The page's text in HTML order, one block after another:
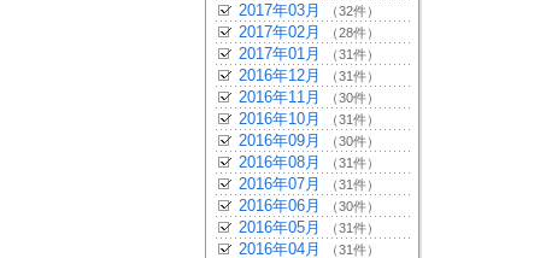
2017年03月 （32件）
2017年02月 （28件）
2017年01月 （31件）
2016年12月 （31件）
2016年11月 （30件）
2016年10月 （31件）
2016年09月 （30件）
2016年08月 （31件）
2016年07月 （31件）
2016年06月 （30件）
2016年05月 （31件）
2016年04月 （31件）